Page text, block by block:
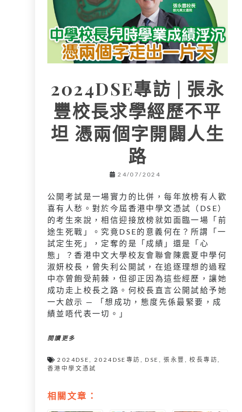
2024DSE專訪 | 張永
豐校長求學經歷不平
坦 憑兩個字開闢人生
路
24/07/2024
公開考試是一場實力的比併，每年放榜有人歡
喜有人愁。對於今屆香港中學文憑試（DSE）
的考生來說，相信迎接放榜就如面臨一場「前
途生死戰」。究竟DSE的意義何在？所謂「一
試定生死」，定奪的是「成績」還是「心
態」？香港中文大學校友會聯會陳震夏中學何
淑妍校長，曾失利公開試，在追逐理想的過程
中亦曾飽受荊棘，但卻正因為這些經歷，讓她
成功走上校長之路。何校長直言公開試給予她
一大啟示 — 「想成功，態度先係最緊要，成
績並唔代表一切。」
閱讀更多
2024DSE,2024DSE專訪 ,DSE ,張永豐 ,校長專訪,
香港中學文憑試
相關文章：